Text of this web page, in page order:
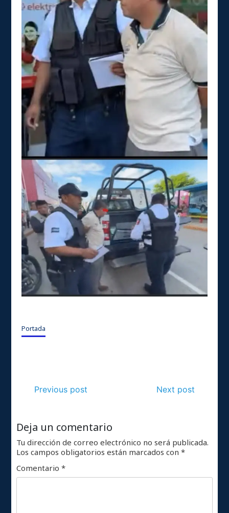
Portada
Previous post Next post
Deja un comentario
Tu dirección de correo electrónico no será publicada.
Los campos obligatorios están marcados con*
Comentario*